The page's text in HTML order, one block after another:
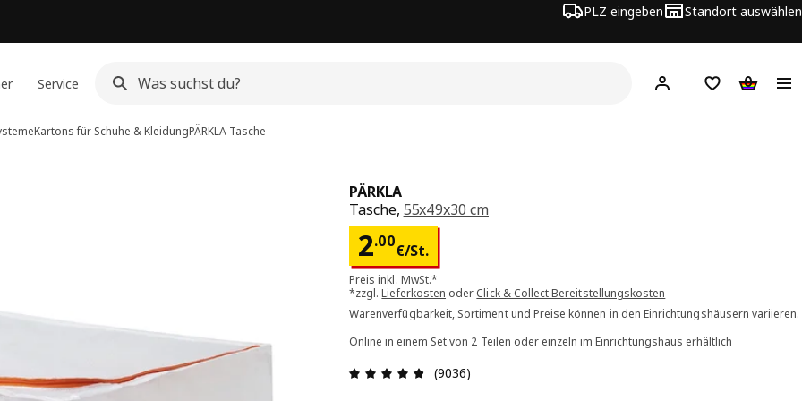
PLZ eingeben Standort auswählen
Service Hej! Hier einloggen
Merkzettel
Kartons für Schuhe & KleidungPÄRKLA Tasche
PÄRKLA
Tasche, 55x49x30 cm
2.00
€/St.
Preis 2.00€/St.
Preis inkl. MwSt.*
*zzgl.Lieferkosten oder Click & Collect Bereitstellungskosten
Warenverfügbarkeit, Sortiment und Preise können in den Einrichtungshäusern variieren.
Online in einem Set von 2 Teilen oder einzeln im Einrichtungshaus erhältlich
Bewertung: 4.8 von 5 Sterne Alle Bewertungen: 9036
(9036)